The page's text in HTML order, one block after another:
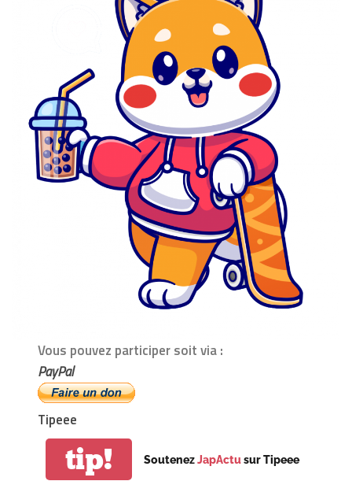
Vous pouvez participer soit via :
PayPal
Tipeee
tip! SoutenezJapActusur Tipeee